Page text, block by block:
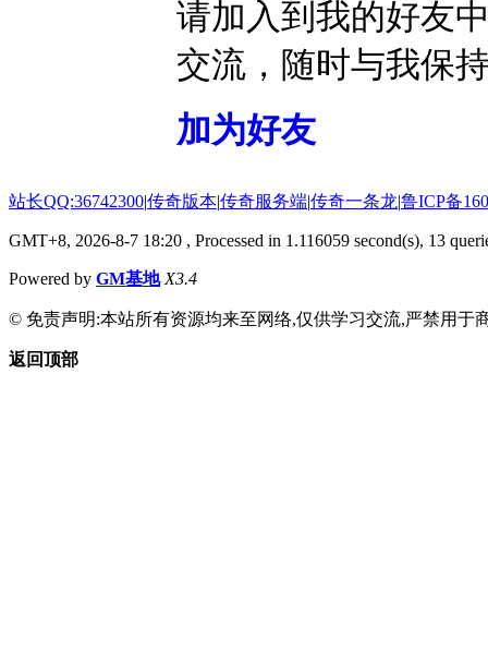
请加入到我的好友
交流，随时与我保
加为好友
站长QQ:36742300|传奇版本|传奇服务端|传奇一条龙|鲁ICP备
GMT+8, 2026-8-7 18:20 , Processed in 1.116059 second(s), 13
Powered by GM基地 X3.4
© 免责声明:本站所有资源均来至网络,仅供学习交流,严禁用于
返回顶部